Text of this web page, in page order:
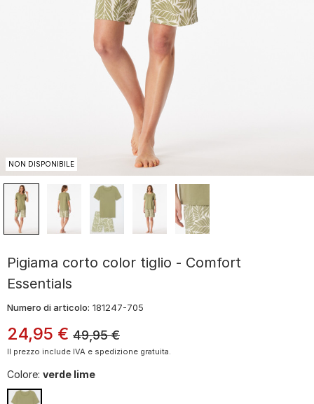
NON DISPONIBILE
Pigiama corto color tiglio - Comfort
Essentials
Numero di articolo: 181247-705
24,95 € 49,95€
Il prezzo include IVA e spedizione gratuita.
Colore: verde lime